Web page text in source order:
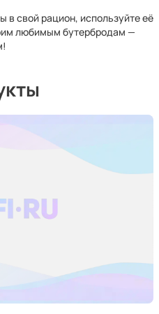
в свой рацион, используйте её
любимым бутербродам —